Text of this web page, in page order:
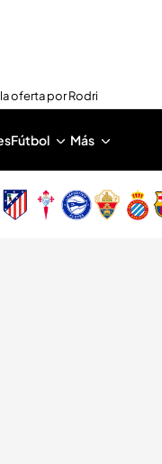
oferta por Rodri
Fútbol Más